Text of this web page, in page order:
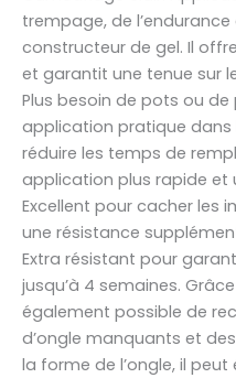
trempage, de
constructeur de gel. Il
et garantit une tenue sur
Plus besoin de pots ou de
application pratique
réduire les temps de
application plus rapide et
Excellent pour cacher les
une résistance
Extra résistant pour
jusqu’à 4 semaines.
également possible de
d’ongle manquants et
la forme de l’ongle, il